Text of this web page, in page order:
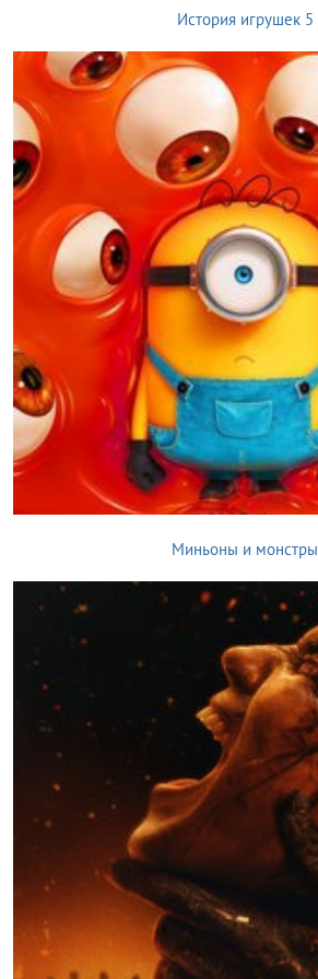
История игрушек 5
Миньоны и монстры